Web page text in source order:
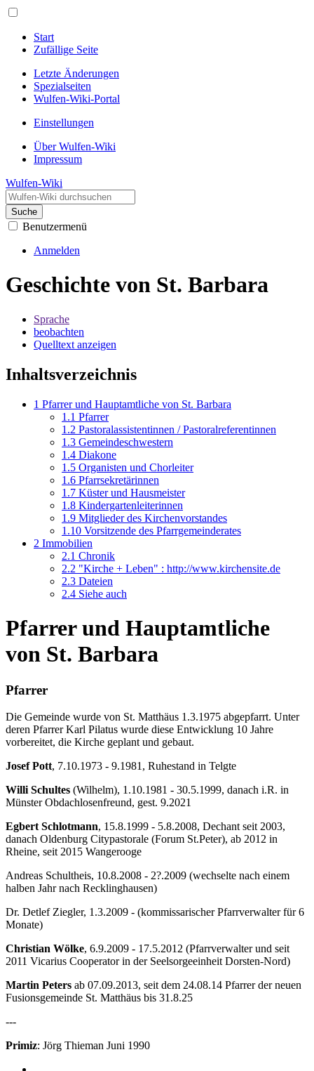
Start
Zufällige Seite
Letzte Änderungen
Spezialseiten
Wulfen-Wiki-Portal
Einstellungen
Über Wulfen-Wiki
Impressum
Wulfen-Wiki
Suche
Benutzermenü
Anmelden
Geschichte von St. Barbara
Sprache
beobachten
Quelltext anzeigen
Inhaltsverzeichnis
1 Pfarrer und Hauptamtliche von St. Barbara
1.1 Pfarrer
1.2 Pastoralassistentinnen / Pastoralreferentinnen
1.3 Gemeindeschwestern
1.4 Diakone
1.5 Organisten und Chorleiter
1.6 Pfarrsekretärinnen
1.7 Küster und Hausmeister
1.8 Kindergartenleiterinnen
1.9 Mitglieder des Kirchenvorstandes
1.10 Vorsitzende des Pfarrgemeinderates
2 Immobilien
2.1 Chronik
2.2 "Kirche + Leben" : http://www.kirchensite.de
2.3 Dateien
2.4 Siehe auch
Pfarrer und Hauptamtliche
von St. Barbara
Pfarrer
Die Gemeinde wurde von St. Matthäus 1.3.1975 abgepfarrt. Unter
deren Pfarrer Karl Pilatus wurde diese Entwicklung 10 Jahre
vorbereitet, die Kirche geplant und gebaut.
Josef Pott, 7.10.1973 - 9.1981, Ruhestand in Telgte
Willi Schultes (Wilhelm), 1.10.1981 - 30.5.1999, danach i.R. in
Münster Obdachlosenfreund, gest. 9.2021
Egbert Schlotmann, 15.8.1999 - 5.8.2008, Dechant seit 2003,
danach Oldenburg Citypastorale (Forum St.Peter), ab 2012 in
Rheine, seit 2015 Wangerooge
Andreas Schultheis, 10.8.2008 - 2?.2009 (wechselte nach einem
halben Jahr nach Recklinghausen)
Dr. Detlef Ziegler, 1.3.2009 - (kommissarischer Pfarrverwalter für 6
Monate)
Christian Wölke, 6.9.2009 - 17.5.2012 (Pfarrverwalter und seit
2011 Vicarius Cooperator in der Seelsorgeeinheit Dorsten-Nord)
Martin Peters ab 07.09.2013, seit dem 24.08.14 Pfarrer der neuen
Fusionsgemeinde St. Matthäus bis 31.8.25
---
Primiz: Jörg Thieman Juni 1990